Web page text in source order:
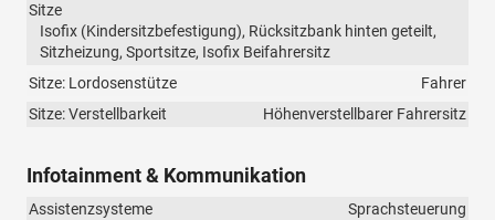
Sitze
Isofix (Kindersitzbefestigung), Rücksitzbank hinten geteilt,
Sitzheizung, Sportsitze, Isofix Beifahrersitz
Sitze: Lordosenstütze
Fahrer
Sitze: Verstellbarkeit
Höhenverstellbarer Fahrersitz
Infotainment & Kommunikation
Assistenzsysteme
Sprachsteuerung